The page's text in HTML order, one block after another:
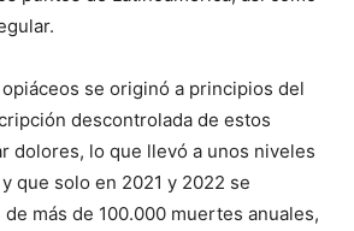
se originó a principios del
descontrolada de estos
dolores, lo que llevó a unos niveles
que solo en 2021 y 2022 se
más de 100.000 muertes anuales,